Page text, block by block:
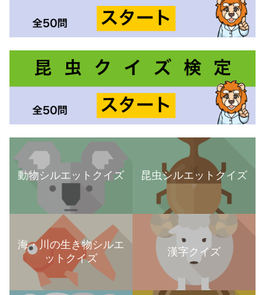
動物シルエットクイズ 昆虫シルエットクイズ
海・川の生き物シルエ
ットクイズ
漢字クイズ